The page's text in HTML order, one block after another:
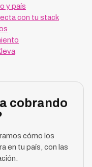
y país
con tu stack
cobrando
cómo los
en tu país, con las